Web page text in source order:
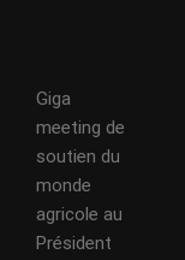
Giga
meeting de
soutien du
monde
agricole au
Président